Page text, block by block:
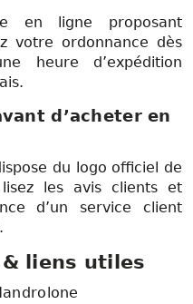
en ligne proposant
votre ordonnance dès
heure d’expédition
d’acheter en
du logo officiel de
lisez les avis clients et
d’un service client
.
liens utiles